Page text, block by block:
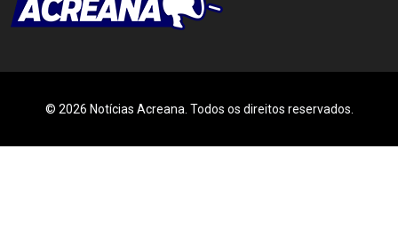
© 2026 Notícias Acreana. Todos os direitos reservados.